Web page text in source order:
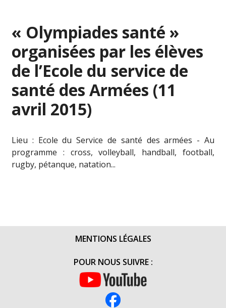
« Olympiades santé »
organisées par les élèves
de l’Ecole du service de
santé des Armées (11
avril 2015)
Lieu : Ecole du Service de santé des armées - Au
programme : cross, volleyball, handball, football,
rugby, pétanque, natation...
MENTIONS LÉGALES
POUR NOUS SUIVRE :